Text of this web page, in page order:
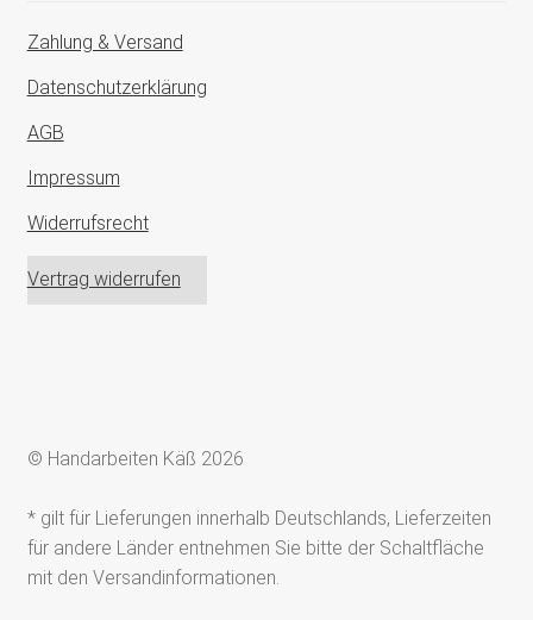
Zahlung & Versand
Datenschutzerklärung
AGB
Impressum
Widerrufsrecht
Vertrag widerrufen
© Handarbeiten Käß 2026
* gilt für Lieferungen innerhalb Deutschlands, Lieferzeiten
für andere Länder entnehmen Sie bitte der Schaltfläche
mit den Versandinformationen.